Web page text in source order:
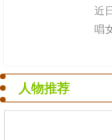
近
唱
人物推荐